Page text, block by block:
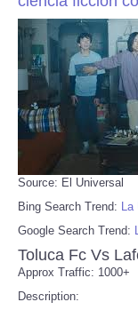
Source: El Universal
Bing Search Trend: La
Google Search Trend:
Toluca Fc Vs
Approx Traffic: 1000+
Description: